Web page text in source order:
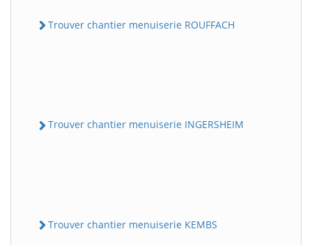
Trouver chantier menuiserie ROUFFACH
Trouver chantier menuiserie INGERSHEIM
Trouver chantier menuiserie KEMBS